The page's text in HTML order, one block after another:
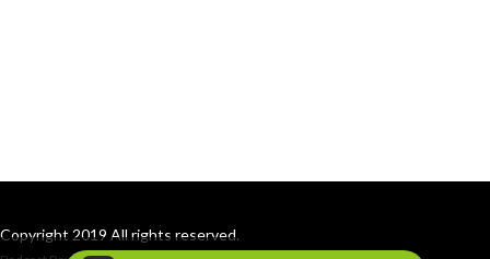
Copyright 2019 All rights reserved.